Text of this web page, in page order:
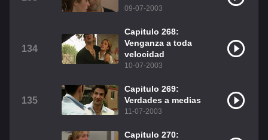
09-07-2003
134
Capitulo 268:
Venganza a toda
velocidad
10-07-2003
135
Capitulo 269:
Verdades a medias
11-07-2003
Capitulo 270: